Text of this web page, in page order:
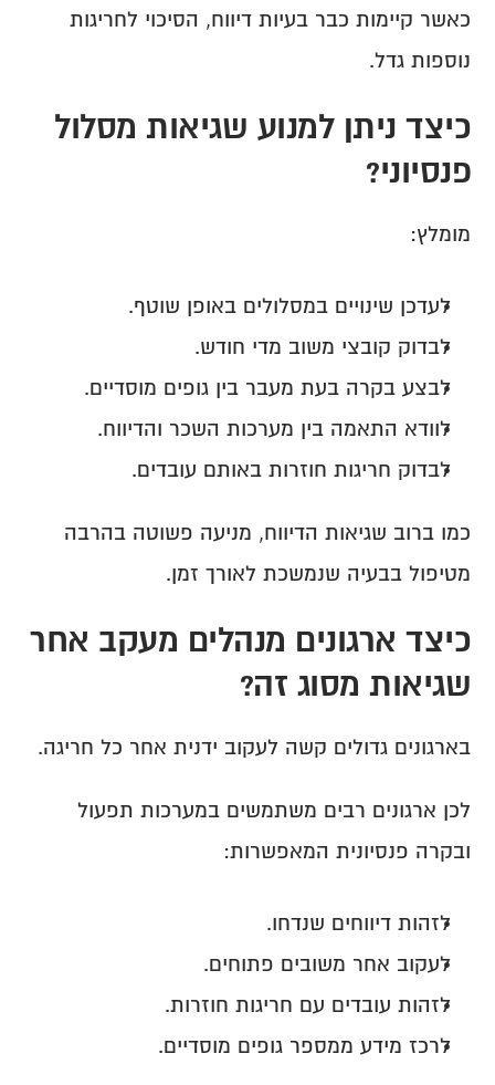
נוספות גדל.
פנסיוני?
מומלץ:
לעדכן שינויים במסלולים באופן שוטף.
לבדוק קובצי משוב מדי חודש.
לבצע בקרה בעת מעבר בין גופים מוסדיים.
לוודא התאמה בין מערכות השכר והדיווח.
לבדוק חריגות חוזרות באותם עובדים.
מטיפול בבעיה שנמשכת לאורך זמן.
שגיאות מסוג זה?
בארגונים גדולים קשה לעקוב ידנית אחר כל חריגה.
ובקרה פנסיונית המאפשרות:
לזהות דיווחים שנדחו.
לעקוב אחר משובים פתוחים.
לזהות עובדים עם חריגות חוזרות.
לרכז מידע ממספר גופים מוסדיים.